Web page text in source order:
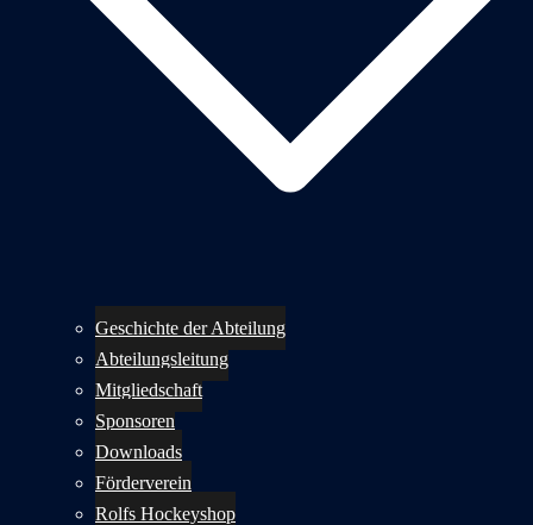
Geschichte der Abteilung
Abteilungsleitung
Mitgliedschaft
Sponsoren
Downloads
Förderverein
Rolfs Hockeyshop